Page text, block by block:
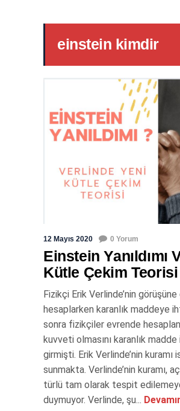
einstein kimdir
12 Mayıs 2020 0 Yorum
Einstein Yanıldımı
Kütle Çekim Teorisi
Fizikçi Erik Verlinde’nin
hesaplarken karanlık maddeye
sonra fizikçiler evrende
kuvveti olmasını karanlık
girmişti. Erik Verlinde’nin
sunmakta. Verlinde’nin kuramı,
türlü tam olarak tespit
duymuyor. Verlinde, şu...